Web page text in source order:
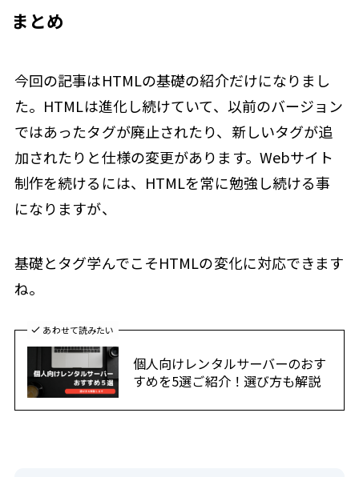
まとめ
今回の記事はHTMLの基礎の紹介だけになりまし
た。HTMLは進化し続けていて、以前のバージョン
ではあったタグが廃止されたり、新しいタグが追
加されたりと仕様の変更があります。Webサイト
制作を続けるには、HTMLを常に勉強し続ける事
になりますが、
基礎とタグ学んでこそHTMLの変化に対応できます
ね。
あわせて読みたい
個人向けレンタルサーバーのおす
すめを5選ご紹介！選び方も解説